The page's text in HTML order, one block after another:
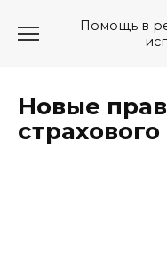
Помощь в
Новые